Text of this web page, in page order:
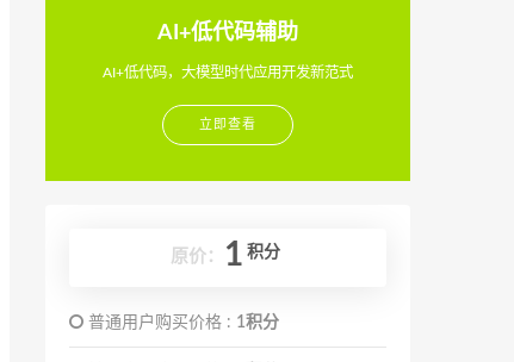
AI+低代码辅助
AI+低代码，大模型时代应用开发新范式
立即查看
原价： 1 积分
普通用户购买价格 : 1积分